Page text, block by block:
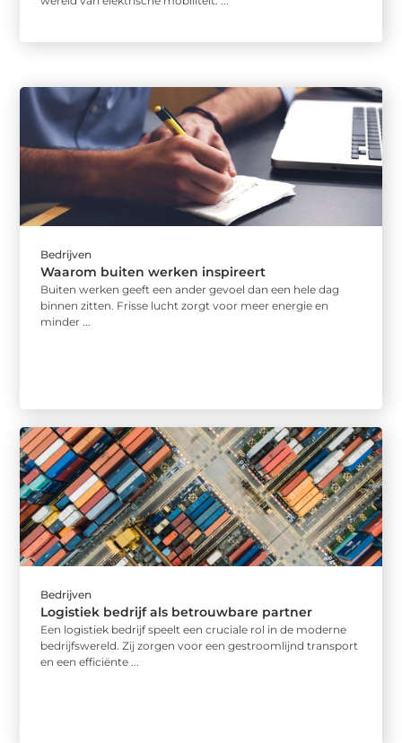
Bedrijven
Waarom buiten werken inspireert
Buiten werken geeft een ander gevoel dan een hele dag
binnen zitten. Frisse lucht zorgt voor meer energie en
minder ...
Bedrijven
Logistiek bedrijf als betrouwbare partner
Een logistiek bedrijf speelt een cruciale rol in de moderne
bedrijfswereld. Zij zorgen voor een gestroomlijnd transport
en een efficiënte ...